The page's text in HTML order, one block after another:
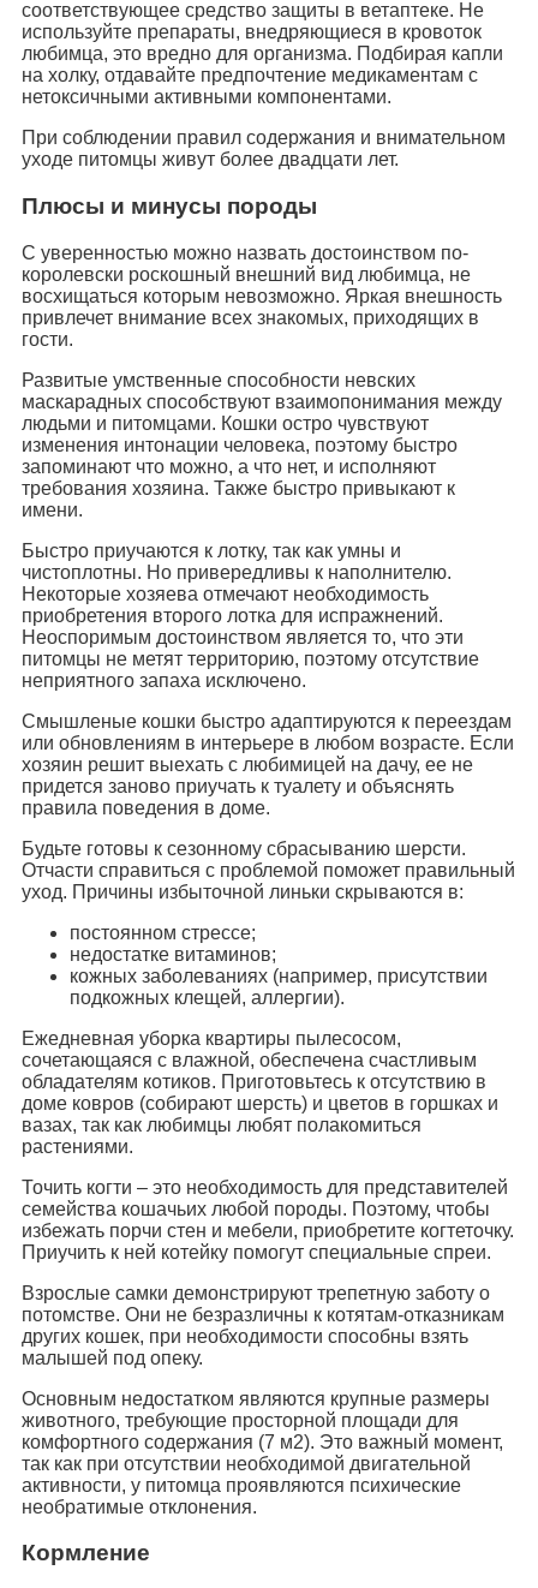
соответствующее средство защиты в ветаптеке. Не
используйте препараты, внедряющиеся в кровоток
любимца, это вредно для организма. Подбирая капли
на холку, отдавайте предпочтение медикаментам с
нетоксичными активными компонентами.
При соблюдении правил содержания и внимательном
уходе питомцы живут более двадцати лет.
Плюсы и минусы породы
С уверенностью можно назвать достоинством по-
королевски роскошный внешний вид любимца, не
восхищаться которым невозможно. Яркая внешность
привлечет внимание всех знакомых, приходящих в
гости.
Развитые умственные способности невских
маскарадных способствуют взаимопонимания между
людьми и питомцами. Кошки остро чувствуют
изменения интонации человека, поэтому быстро
запоминают что можно, а что нет, и исполняют
требования хозяина. Также быстро привыкают к
имени.
Быстро приучаются к лотку, так как умны и
чистоплотны. Но привередливы к наполнителю.
Некоторые хозяева отмечают необходимость
приобретения второго лотка для испражнений.
Неоспоримым достоинством является то, что эти
питомцы не метят территорию, поэтому отсутствие
неприятного запаха исключено.
Смышленые кошки быстро адаптируются к переездам
или обновлениям в интерьере в любом возрасте. Если
хозяин решит выехать с любимицей на дачу, ее не
придется заново приучать к туалету и объяснять
правила поведения в доме.
Будьте готовы к сезонному сбрасыванию шерсти.
Отчасти справиться с проблемой поможет правильный
уход. Причины избыточной линьки скрываются в:
постоянном стрессе;
недостатке витаминов;
кожных заболеваниях (например, присутствии
подкожных клещей, аллергии).
Ежедневная уборка квартиры пылесосом,
сочетающаяся с влажной, обеспечена счастливым
обладателям котиков. Приготовьтесь к отсутствию в
доме ковров (собирают шерсть) и цветов в горшках и
вазах, так как любимцы любят полакомиться
растениями.
Точить когти – это необходимость для представителей
семейства кошачьих любой породы. Поэтому, чтобы
избежать порчи стен и мебели, приобретите когтеточку.
Приучить к ней котейку помогут специальные спреи.
Взрослые самки демонстрируют трепетную заботу о
потомстве. Они не безразличны к котятам-отказникам
других кошек, при необходимости способны взять
малышей под опеку.
Основным недостатком являются крупные размеры
животного, требующие просторной площади для
комфортного содержания (7 м2). Это важный момент,
так как при отсутствии необходимой двигательной
активности, у питомца проявляются психические
необратимые отклонения.
Кормление